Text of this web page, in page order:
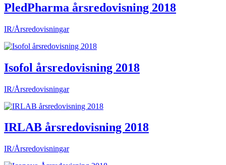
PledPharma årsredovisning 2018
IR/Årsredovisningar
Isofol årsredovisning 2018
IR/Årsredovisningar
IRLAB årsredovisning 2018
IR/Årsredovisningar